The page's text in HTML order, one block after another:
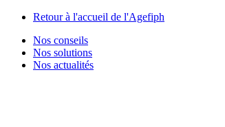
Retour à l'accueil de l'Agefiph
Nos conseils
Nos solutions
Nos actualités